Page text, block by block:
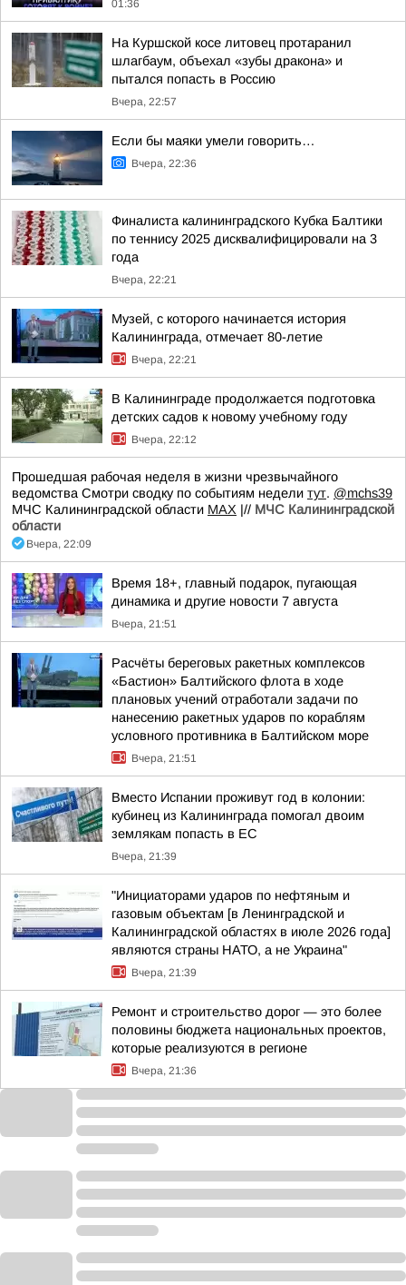
01:36
На Куршской косе литовец протаранил
шлагбаум, объехал «зубы дракона» и
пытался попасть в Россию
Вчера, 22:57
Если бы маяки умели говорить…
Вчера, 22:36
Финалиста калининградского Кубка Балтики
по теннису 2025 дисквалифицировали на 3
года
Вчера, 22:21
Музей, с которого начинается история
Калининграда, отмечает 80-летие
Вчера, 22:21
В Калининграде продолжается подготовка
детских садов к новому учебному году
Вчера, 22:12
Прошедшая рабочая неделя в жизни чрезвычайного
ведомства Смотри сводку по событиям недели тут. @mchs39
МЧС Калининградской области MAX |// МЧС Калининградской
области
Вчера, 22:09
Время 18+, главный подарок, пугающая
динамика и другие новости 7 августа
Вчера, 21:51
Расчёты береговых ракетных комплексов
«Бастион» Балтийского флота в ходе
плановых учений отработали задачи по
нанесению ракетных ударов по кораблям
условного противника в Балтийском море
Вчера, 21:51
Вместо Испании проживут год в колонии:
кубинец из Калининграда помогал двоим
землякам попасть в ЕС
Вчера, 21:39
"Инициаторами ударов по нефтяным и
газовым объектам [в Ленинградской и
Калининградской областях в июле 2026 года]
являются страны НАТО, а не Украина"
Вчера, 21:39
Ремонт и строительство дорог — это более
половины бюджета национальных проектов,
которые реализуются в регионе
Вчера, 21:36